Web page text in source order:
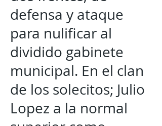
defensa y ataque
para nulificar al
dividido gabinete
municipal. En el clan
de los solecitos; Julio
Lopez a la normal